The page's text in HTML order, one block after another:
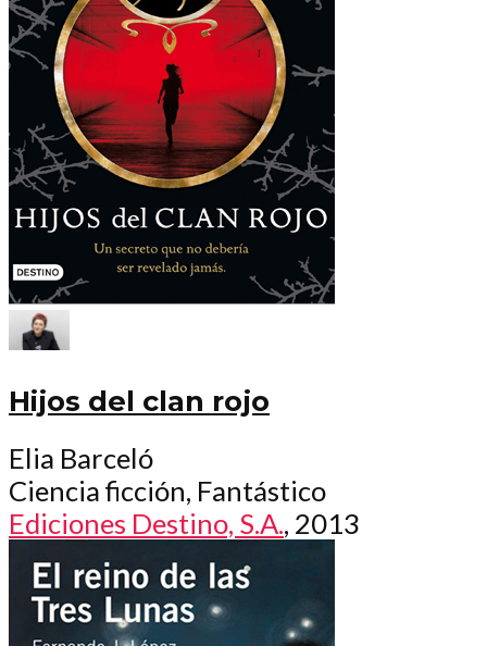
Hijos del clan rojo
Elia Barceló
Ciencia ficción, Fantástico
Ediciones Destino, S.A., 2013